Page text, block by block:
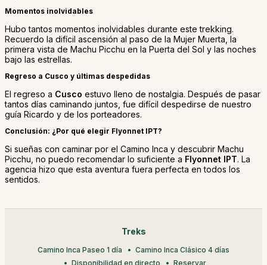
Momentos inolvidables
Hubo tantos momentos inolvidables durante este trekking.
Recuerdo la difícil ascensión al paso de la Mujer Muerta, la
primera vista de Machu Picchu en la Puerta del Sol y las noches
bajo las estrellas.
Regreso a Cusco y últimas despedidas
El regreso a Cusco estuvo lleno de nostalgia. Después de pasar
tantos días caminando juntos, fue difícil despedirse de nuestro
guía Ricardo y de los porteadores.
Conclusión: ¿Por qué elegir Flyonnet IPT?
Si sueñas con caminar por el Camino Inca y descubrir Machu
Picchu, no puedo recomendar lo suficiente a Flyonnet IPT. La
agencia hizo que esta aventura fuera perfecta en todos los
sentidos.
Treks
Camino Inca Paseo 1 día
Camino Inca Clásico 4 días
Disponibilidad en directo
Reservar